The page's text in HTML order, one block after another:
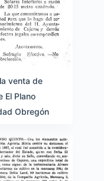
venta de
El Plano
Obregón